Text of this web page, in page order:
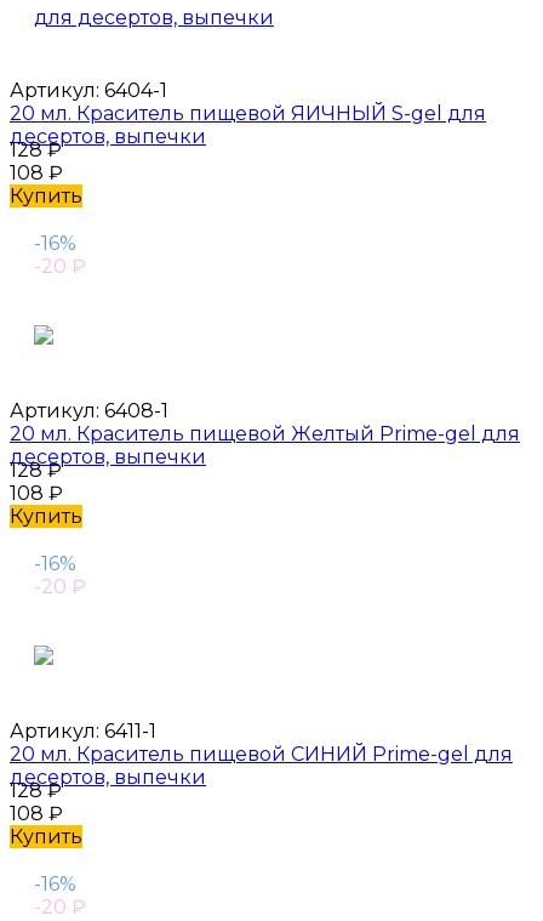
Артикул: 6404-1
20 мл. Краситель пищевой ЯИЧНЫЙ S-gel для
десертов, выпечки
128₽
108 ₽
Купить
-16%
-20 ₽
Артикул: 6408-1
20 мл. Краситель пищевой Желтый Prime-gel для
десертов, выпечки
128₽
108 ₽
Купить
-16%
-20 ₽
Артикул: 6411-1
20 мл. Краситель пищевой СИНИЙ Prime-gel для
десертов, выпечки
128₽
108 ₽
Купить
-16%
-20 ₽